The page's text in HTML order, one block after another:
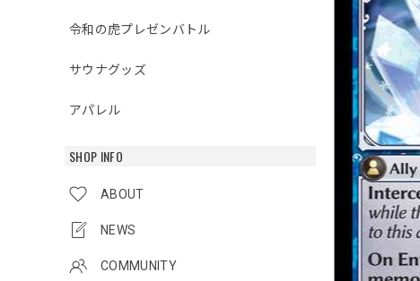
令和の虎プレゼンバトル
サウナグッズ
アパレル
SHOP INFO
ABOUT
NEWS
COMMUNITY